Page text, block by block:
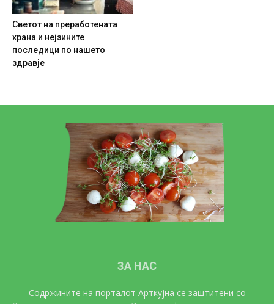
Светот на преработената
храна и нејзините
последици по нашето
здравје
ЗА НАС
Содржините на порталот Арткујна се заштитени со